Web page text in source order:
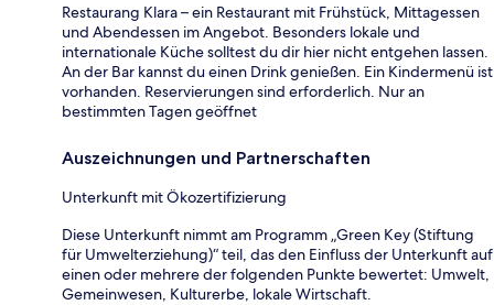
Restaurang Klara – ein Restaurant mit Frühstück, Mittagessen
und Abendessen im Angebot. Besonders lokale und
internationale Küche solltest du dir hier nicht entgehen lassen.
An der Bar kannst du einen Drink genießen. Ein Kindermenü ist
vorhanden. Reservierungen sind erforderlich. Nur an
bestimmten Tagen geöffnet
Auszeichnungen und Partnerschaften
Unterkunft mit Ökozertifizierung
Diese Unterkunft nimmt am Programm „Green Key (Stiftung
für Umwelterziehung)“ teil, das den Einfluss der Unterkunft auf
einen oder mehrere der folgenden Punkte bewertet: Umwelt,
Gemeinwesen, Kulturerbe, lokale Wirtschaft.